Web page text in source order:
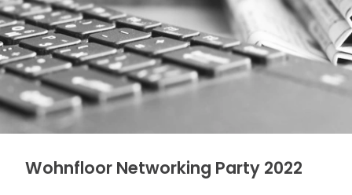
Wohnfloor Networking Party 2022